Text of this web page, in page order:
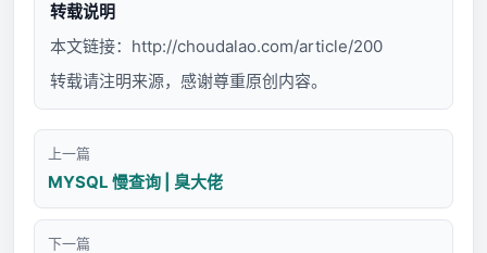
转载说明
本文链接： http://choudalao.com/article/200
转载请注明来源，感谢尊重原创内容。
上一篇
MYSQL 慢查询 | 臭大佬
下一篇